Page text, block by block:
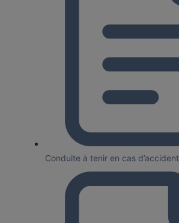
Conduite à tenir en cas d’accident